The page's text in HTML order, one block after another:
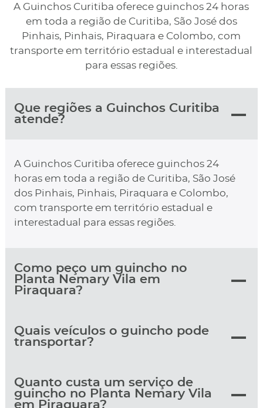
A Guinchos Curitiba oferece guinchos 24 horas
em toda a região de Curitiba, São José dos
Pinhais, Pinhais, Piraquara e Colombo, com
transporte em território estadual e interestadual
para essas regiões.
Que regiões a Guinchos Curitiba
atende?
A Guinchos Curitiba oferece guinchos 24
horas em toda a região de Curitiba, São José
dos Pinhais, Pinhais, Piraquara e Colombo,
com transporte em território estadual e
interestadual para essas regiões.
Como peço um guincho no
Planta Nemary Vila em
Piraquara?
Quais veículos o guincho pode
transportar?
Quanto custa um serviço de
guincho no Planta Nemary Vila
em Piraquara?